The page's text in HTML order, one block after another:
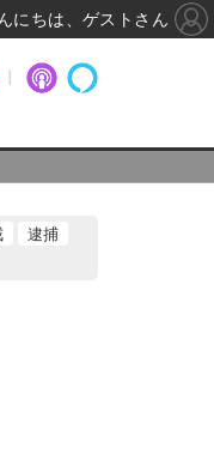
逮捕
にちは、ゲストさん